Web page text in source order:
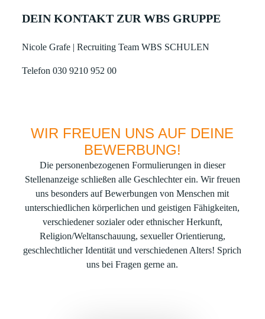
DEIN KONTAKT ZUR WBS GRUPPE
Nicole Grafe | Recruiting Team WBS SCHULEN
Telefon 030 9210 952 00
WIR FREUEN UNS AUF DEINE
BEWERBUNG!
Die personenbezogenen Formulierungen in dieser
Stellenanzeige schließen alle Geschlechter ein. Wir freuen
uns besonders auf Bewerbungen von Menschen mit
unterschiedlichen körperlichen und geistigen Fähigkeiten,
verschiedener sozialer oder ethnischer Herkunft,
Religion/Weltanschauung, sexueller Orientierung,
geschlechtlicher Identität und verschiedenen Alters! Sprich
uns bei Fragen gerne an.